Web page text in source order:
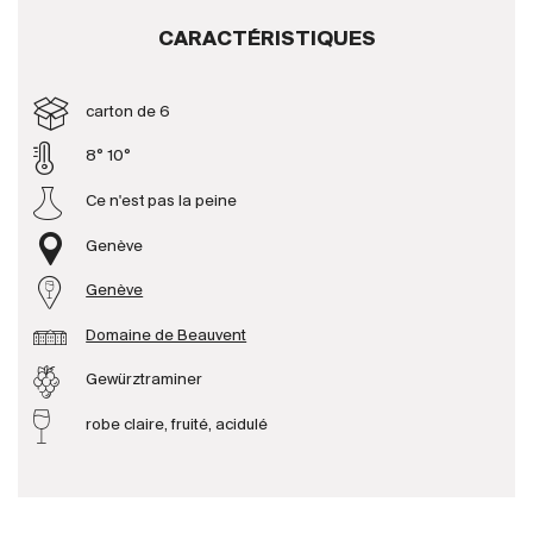
Aller à
L'entreprise
Actualités
E-Catalogue
Conditions générales
CARACTÉRISTIQUES
carton de 6
8° 10°
Ce n'est pas la peine
Genève
Genève
Domaine de Beauvent
Gewürztraminer
robe claire, fruité, acidulé